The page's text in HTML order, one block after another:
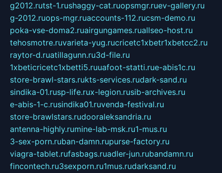
g2012.rutst-1.rushaggy-cat.ruopsmgr.ruev-gallery.ru
g-2012.ruops-mgr.ruaccounts-112.rucsm-demo.ru
poka-vse-doma2.ruairgungames.ruallseo-host.ru
tehosmotre.ruvarieta-yug.rucricetc1xbetr1xbetcc2.ru
raytor-d.ruatillagunn.ru3d-file.ru
1xbeticricetc1xbetti5.ruuafoot-statti.rue-abis1c.ru
store-brawl-stars.rukts-services.rudark-sand.ru
sindika-01.rusp-life.rux-legion.rusib-archives.ru
e-abis-1-c.rusindika01.ruvenda-festival.ru
store-brawlstars.rudooraleksandria.ru
antenna-highly.rumine-lab-msk.ru1-mus.ru
3-sex-porn.ruban-damn.rupurse-factory.ru
viagra-tablet.rufasbags.ruadler-jun.rubandamn.ru
fincontech.ru3sexporn.ru1mus.rudarksand.ru